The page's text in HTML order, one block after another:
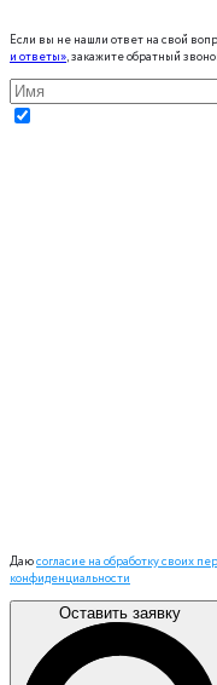
Если вы не нашли ответ на свой
и ответы», закажите обратный
Даюсогласие на обработку своих
конфиденциальности
Оставить заявку